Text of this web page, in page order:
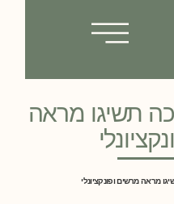
תשיגו מראה
מראה מרשים ופונקציונלי